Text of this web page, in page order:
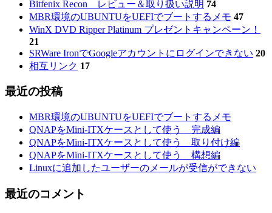
Bitfenix Recon レビュー＆取り扱い説明 74
MBR環境のUBUNTUをUEFIでブートするメモ 47
WinX DVD Ripper Platinum プレゼントキャンペーン！
21
SRWare IronでGoogleアカウントにログインできない 20
相互リンク 17
最近の投稿
MBR環境のUBUNTUをUEFIでブートするメモ
QNAPをMini-ITXケースとして使う 完成編
QNAPをMini-ITXケースとして使う 取り付け編
QNAPをMini-ITXケースとして使う 構想編
Linuxに追加したユーザーのメールが受信ができない
最近のコメント